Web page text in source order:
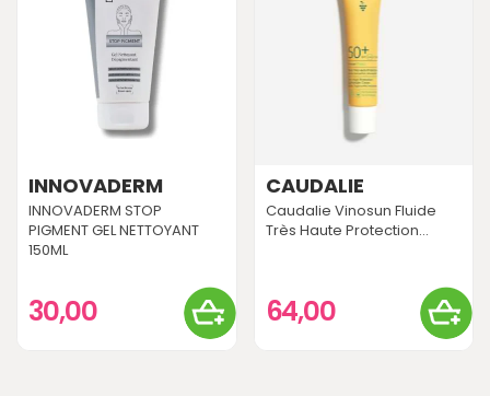
INNOVADERM
INNOVADERM STOP
PIGMENT GEL NETTOYANT
150ML
30,00
CAUDALIE
Caudalie Vinosun Fluide
Très Haute Protection...
64,00